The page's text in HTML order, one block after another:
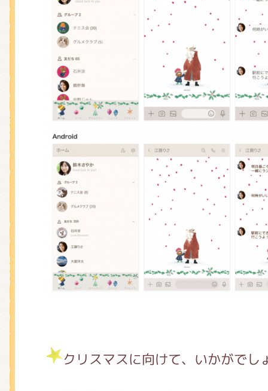
クリスマスに向けて、いかがでし